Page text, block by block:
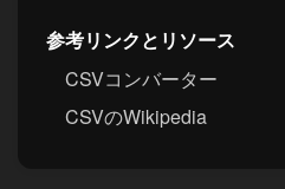
参考リンクとリソース
CSVコンバーター
CSVのWikipedia